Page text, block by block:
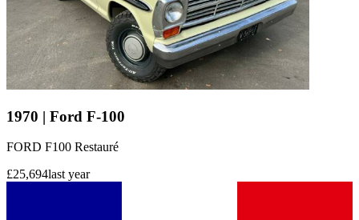
1970 | Ford F-100
FORD F100 Restauré
£25,694last year